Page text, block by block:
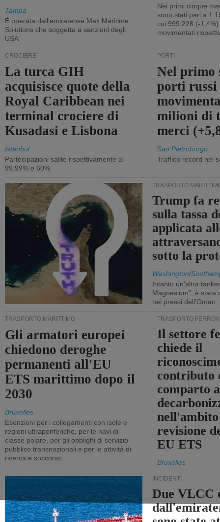
Tampa
È operata dall'emiratense Max Maritime
Solutions che soggetta a sanzioni degli
USA
Nei primi cinque
sono stati pari a
cui 999.228 (-
movimentati
CROCIERE
La turca GIH
acquisisce quote della
Royal Caribbean nei
terminal crociere di
Kusadasi e Lisbona
Istanbul
Partecipazioni salite rispettivamente al
99,99% e 60%
PORTI
Nel primo
porti russi
milioni di
merci
San Pietroburgo
Traffico record nel
TRASPORTO
Trump fa
sulla tassa
applicata
sotto la
Washington/
Intanto un'altra
Magnesium”, è stata
nei pressi dell'Oman
TRASPORTO MARITTIMO
Gli armatori europei
chiedono deroghe
permanenti all'EU
ETS marittimo dopo il
2030
Bruxelles
Esenzioni per i collegamenti con isole e
regioni ultraperiferiche, per le navi di
classe polare, per gli obblighi di servizio
pubblico transnazionali e per le attività di
ricerca e soccorso
TRASPORTO
Il settore
chiede il
contributo
comparto
revisione
EU ETS
Bruxelles
INCIDENTI
Due VLCC